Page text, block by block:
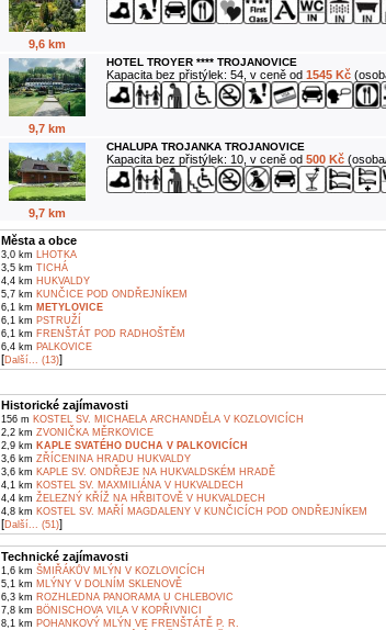
9,6 km
9,7 km
HOTEL TROYER **** TROJANOVICE
Kapacita bez přistýlek: 54, v ceně od 1545 Kč
9,7 km
CHALUPA TROJANKA TROJANOVICE
Kapacita bez přistýlek: 10, v ceně od 500 Kč
Města a obce
3,0 km LHOTKA
3,5 km TICHÁ
4,4 km HUKVALDY
5,7 km KUNČICE POD ONDŘEJNÍKEM
6,1 km METYLOVICE
6,1 km PSTRUŽÍ
6,1 km FRENŠTÁT POD RADHOŠTĚM
6,4 km PALKOVICE
[Další... (13)]
Historické zajímavosti
156 m KOSTEL SV. MICHAELA ARCHANDĚLA V KOZLOVICÍCH
2,2 km ZVONIČKA MĚRKOVICE
2,9 km KAPLE SVATÉHO DUCHA V PALKOVICÍCH
3,6 km ZŘÍCENINA HRADU HUKVALDY
3,6 km KAPLE SV. ONDŘEJE NA HUKVALDSKÉM HRADĚ
4,1 km KOSTEL SV. MAXMILIÁNA V HUKVALDECH
4,4 km ŽELEZNÝ KŘÍŽ NA HŘBITOVĚ V HUKVALDECH
4,8 km KOSTEL SV. MAŘÍ MAGDALENY V KUNČICÍCH POD ONDŘEJNÍKEM
[Další... (51)]
Technické zajímavosti
1,6 km ŠMIŘÁKŮV MLÝN V KOZLOVICÍCH
5,1 km MLÝNY V DOLNÍM SKLENOVĚ
6,3 km ROZHLEDNA PANORAMA U CHLEBOVIC
7,8 km BÖNISCHOVA VILA V KOPŘIVNICI
8,1 km POHANKOVÝ MLÝN VE FRENŠTÁTĚ P. R.